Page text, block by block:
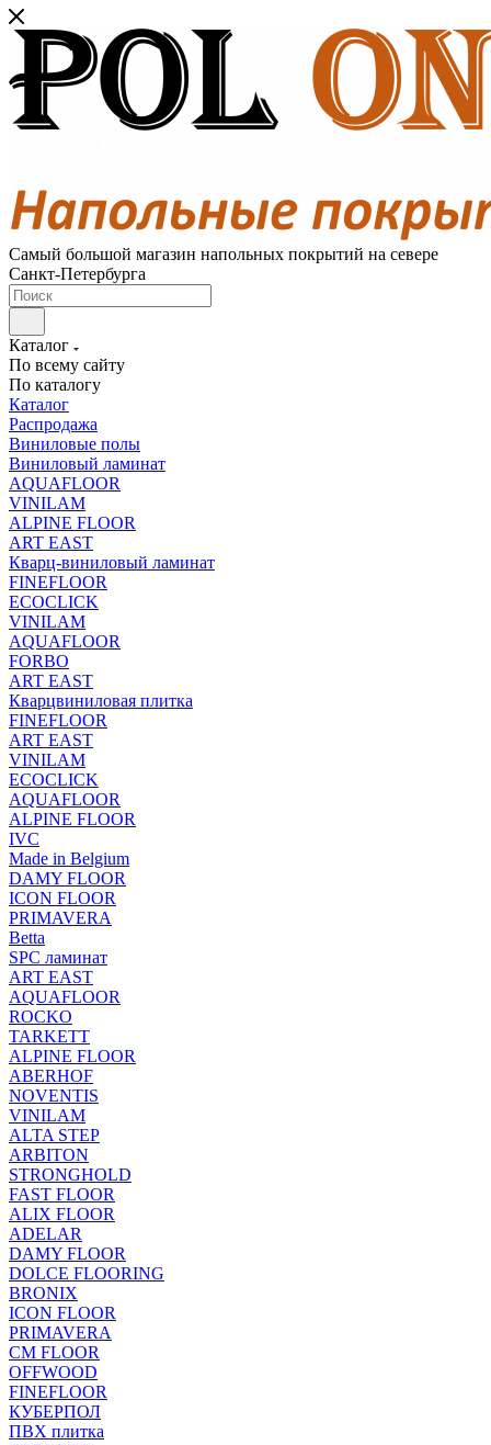
Самый большой магазин напольных покрытий на севере
Санкт-Петербурга
Каталог
По всему сайту
По каталогу
Каталог
Распродажа
Виниловые полы
Виниловый ламинат
AQUAFLOOR
VINILAM
ALPINE FLOOR
ART EAST
Кварц-виниловый ламинат
FINEFLOOR
ECOCLICK
VINILAM
AQUAFLOOR
FORBO
ART EAST
Кварцвиниловая плитка
FINEFLOOR
ART EAST
VINILAM
ECOCLICK
AQUAFLOOR
ALPINE FLOOR
IVC
Made in Belgium
DAMY FLOOR
ICON FLOOR
PRIMAVERA
Betta
SPC ламинат
ART EAST
AQUAFLOOR
ROCKO
TARKETT
ALPINE FLOOR
ABERHOF
NOVENTIS
VINILAM
ALTA STEP
ARBITON
STRONGHOLD
FAST FLOOR
ALIX FLOOR
ADELAR
DAMY FLOOR
DOLCE FLOORING
BRONIX
ICON FLOOR
PRIMAVERA
CM FLOOR
OFFWOOD
FINEFLOOR
КУБЕРПОЛ
ПВХ плитка